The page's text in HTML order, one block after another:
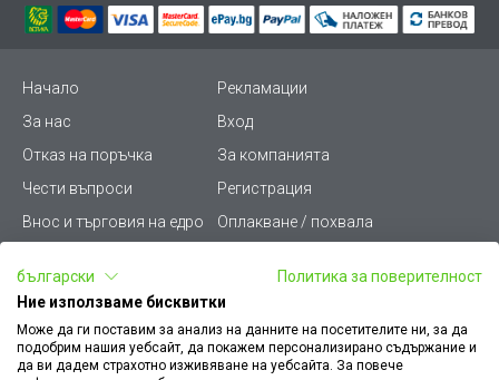
Начало
Рекламации
За нас
Вход
Отказ на поръчка
За компанията
Чести въпроси
Регистрация
Внос и търговия на едро
Оплакване / похвала
Условия за ползване
Стани дистрибутор
Карта на сайта
Кариери
български
Политика за поверителност
Ние използваме бисквитки
Може да ги поставим за анализ на данните на посетителите ни, за да
подобрим нашия уебсайт, да покажем персонализирано съдържание и
да ви дадем страхотно изживяване на уебсайта. За повече